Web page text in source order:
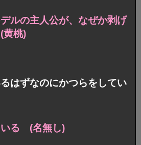
ルの主人公が、なぜか剥げ
桃)
はずなのにかつらをしてい
いる (名無し)